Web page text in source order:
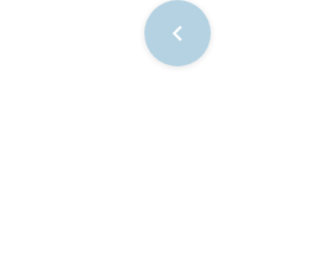
Nawigacja